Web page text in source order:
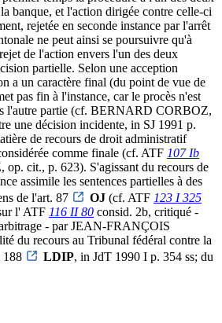
banque, et l'action dirigée contre celle-ci
rejetée en seconde instance par l'arrêt
ne peut ainsi se poursuivre qu'à
de l'action envers l'un des deux
partielle. Selon une acception
a un caractère final (du point de vue de
pas fin à l'instance, car le procès n'est
l'autre partie (cf. BERNARD CORBOZ,
une décision incidente, in SJ 1991 p.
de recours de droit administratif
comme finale (cf. ATF 107 Ib
cit., p. 623). S'agissant du recours de
assimile les sentences partielles à des
de l'art. 87
OJ (cf. ATF 123 I 325
l' ATF 116 II 80 consid. 2b, critiqué -
- par JEAN-FRANÇOIS
du recours au Tribunal fédéral contre la
188
LDIP, in JdT 1990 I p. 354 ss; du